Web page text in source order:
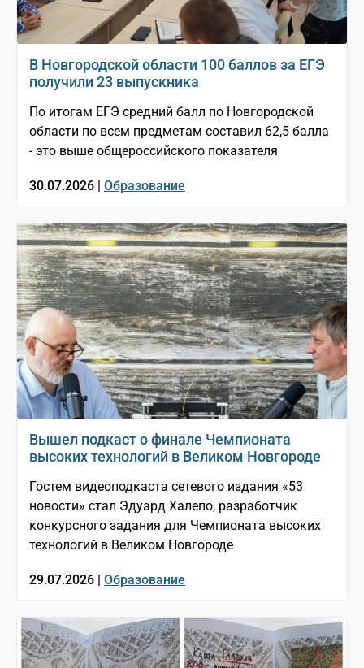
В Новгородской области 100 баллов за ЕГЭ
получили 23 выпускника
По итогам ЕГЭ средний балл по Новгородской
области по всем предметам составил 62,5 балла
- это выше общероссийского показателя
30.07.2026 | Образование
Вышел подкаст о финале Чемпионата
высоких технологий в Великом Новгороде
Гостем видеоподкаста сетевого издания «53
новости» стал Эдуард Халепо, разработчик
конкурсного задания для Чемпионата высоких
технологий в Великом Новгороде
29.07.2026 | Образование